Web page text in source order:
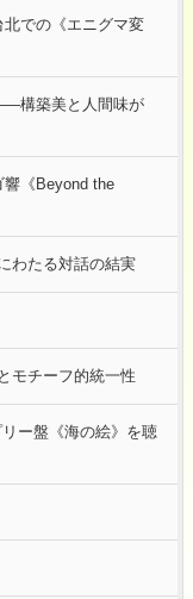
での《エニグマ変
構築美と人間味が
《Beyond the
わたる対話の結実
モチーフ的統一性
ー盤《海の絵》を聴